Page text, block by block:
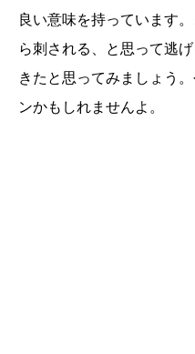
良い意味を持っています
ら刺される、と思って逃
きたと思ってみましょう
ンかもしれませんよ。